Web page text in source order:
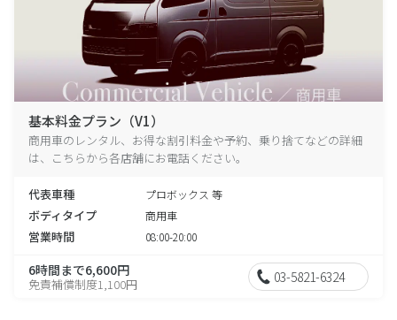
基本料金プラン（V1）
商用車のレンタル、お得な割引料金や予約、乗り捨てなどの詳細
は、こちらから各店舗にお電話ください。
代表車種 プロボックス 等
ボディタイプ 商用車
営業時間 08:00-20:00
6時間まで6,600円
免責補償制度1,100円 03-5821-6324